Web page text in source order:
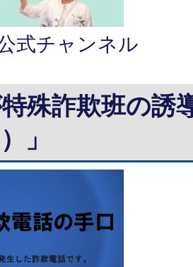
式チャンネル
特殊詐欺班の誘
」